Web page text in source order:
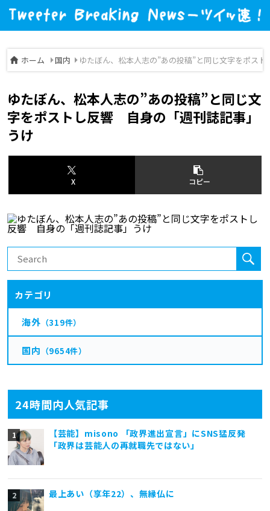
ホーム 国内 ゆたぼん、松本人志の”あの投稿”と同じ文字をポス
24時間内人気記事
【芸能】misono 「政界進出宣言」にSNS猛反発
「政界は芸能人の再就職先ではない」
最上あい（享年22）、無縁仏に
ゆたぼん、松本人志の”あの投稿”と同じ文
字をポストし反響 自身の「週刊誌記事」
うけ
X コピー
カテゴリ
海外 （319件）
国内 （9654件）